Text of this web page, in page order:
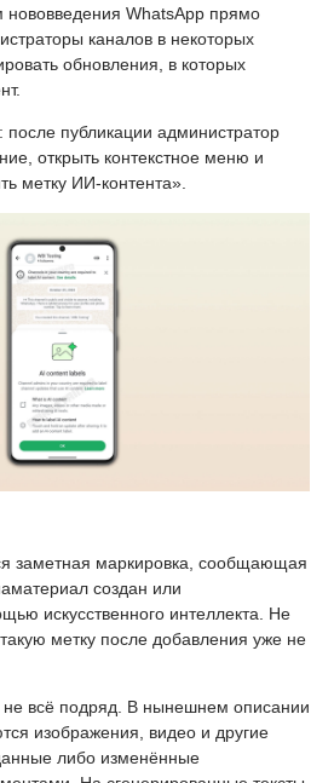
нововведения WhatsApp прямо
каналов в некоторых
обновления, в которых
после публикации администратор
открыть контекстное меню и
метку ИИ-контента».
заметная маркировка, сообщающая
создан или
искусственного интеллекта. Не
метку после добавления уже не
не всё подряд. В нынешнем описании
изображения, видео и другие
либо изменённые